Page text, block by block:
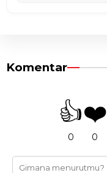
Komentar
👍
0
❤️
0